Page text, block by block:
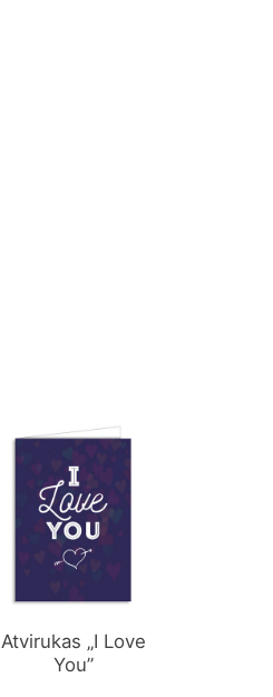
Atvirukas „I Love
You”